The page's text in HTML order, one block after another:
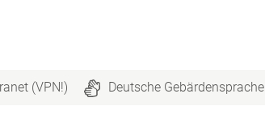
(VPN!) Deutsche Gebärdensprache